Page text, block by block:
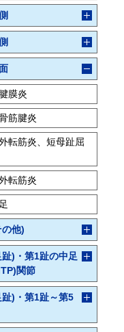
膜炎
筋腱炎
転筋炎、短母趾屈
転筋炎
の他)
趾)・第1趾の中足
関節
趾)・第1趾～第5